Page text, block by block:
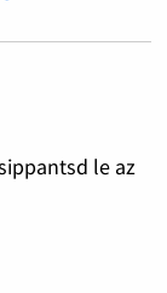
le az